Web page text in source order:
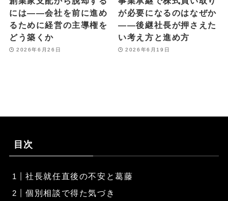
には――会社を前に進め
るために経営の主導権を
どう築くか
2026年6月26日
が必要になるのはなぜか
――後継社長が押さえた
い考え方と進め方
2026年6月19日
目次
社長就任直後の不安と葛藤
個別相談で得た気づき